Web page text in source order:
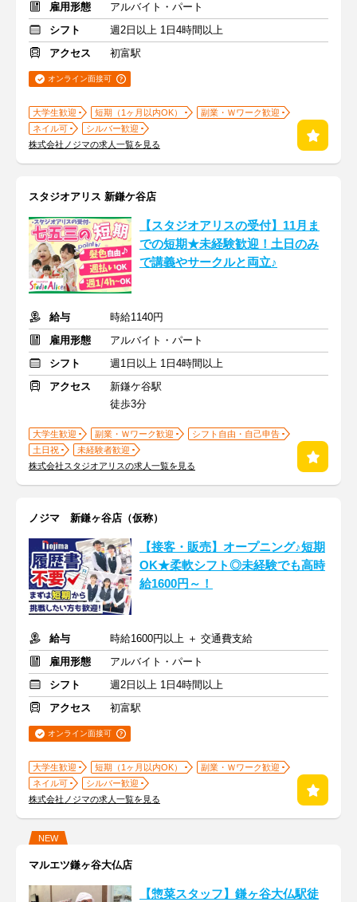
雇用形態
アルバイト・パート
シフト
週2日以上 1日4時間以上
アクセス
初富駅
オンライン面接可
大学生歓迎 短期（1ヶ月以内OK）
副業・Ｗワーク歓迎
ネイル可
シルバー歓迎
株式会社ノジマの求人一覧を見る
スタジオアリス 新鎌ケ谷店
【スタジオアリスの受付】11月ま
での短期★未経験歓迎！土日のみ
で講義やサークルと両立♪
給与
時給1140円
雇用形態
アルバイト・パート
シフト
週1日以上 1日4時間以上
アクセス
新鎌ケ谷駅
徒歩3分
大学生歓迎 副業・Ｗワーク歓迎
シフト自由・自己申告
土日祝
未経験者歓迎
株式会社スタジオアリスの求人一覧を見る
ノジマ 新鎌ヶ谷店（仮称）
【接客・販売】オープニング♪短期
OK★柔軟シフト◎未経験でも高時
給1600円～！
給与
時給1600円以上 ＋ 交通費支給
雇用形態
アルバイト・パート
シフト
週2日以上 1日4時間以上
アクセス
初富駅
オンライン面接可
大学生歓迎 短期（1ヶ月以内OK）
副業・Ｗワーク歓迎
ネイル可
シルバー歓迎
株式会社ノジマの求人一覧を見る
NEW
マルエツ鎌ヶ谷大仏店
【惣菜スタッフ】鎌ヶ谷大仏駅徒